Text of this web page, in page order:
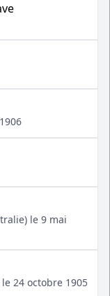
le 9 mai
24 octobre 1905